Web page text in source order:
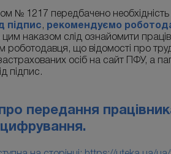
№ 1217 передбачено необхідність
підпис , рекомендуємо
наказом слід ознайомити
що відомості про
осіб на сайт ПФУ, а
підпис.
передання